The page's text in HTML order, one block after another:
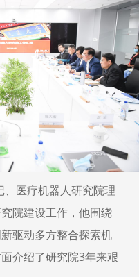
医疗机器人研究院理
院建设工作，他围绕
驱动多方整合探索机
介绍了研究院3年来艰